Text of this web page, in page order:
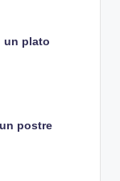
un plato
postre